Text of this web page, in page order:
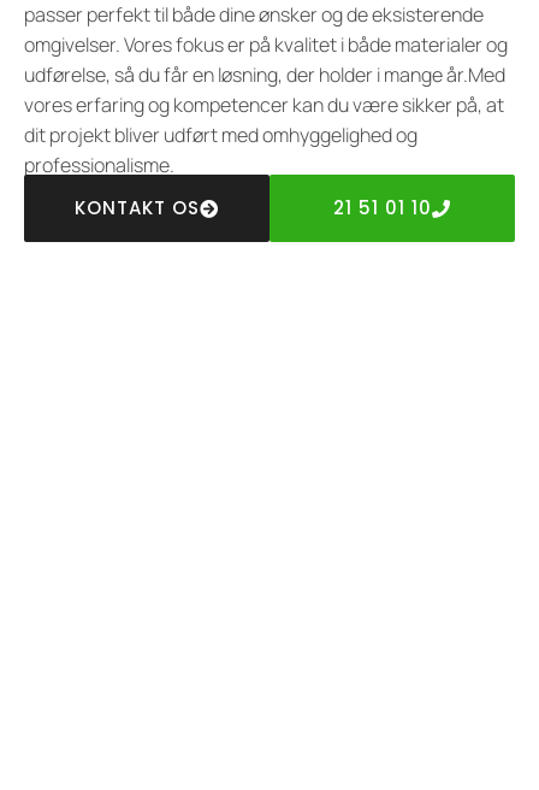
passer perfekt til både dine ønsker og de eksisterende
omgivelser. Vores fokus er på kvalitet i både materialer og
udførelse, så du får en løsning, der holder i mange år.Med
vores erfaring og kompetencer kan du være sikker på, at
dit projekt bliver udført med omhyggelighed og
professionalisme.
KONTAKT OS 21 51 01 10